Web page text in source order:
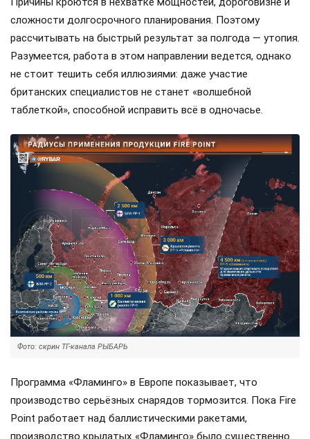
сложности долгосрочного планирования. Поэтому
рассчитывать на быстрый результат за полгода — утопия.
Разумеется, работа в этом направлении ведется, однако
не стоит тешить себя иллюзиями: даже участие
британских специалистов не станет «волшебной
таблеткой», способной исправить всё в одночасье.
Фото: скрин ТГ-канала РЫБАРЬ
Программа «Фламинго» в Европе показывает, что
производство серьёзных снарядов тормозится. Пока Fire
Point работает над баллистическими ракетами,
производство крылатых «Фламинго» было существенно